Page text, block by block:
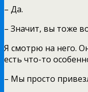
– Да.
– Значит, вы тоже
Я смотрю на него.
есть что-то
– Мы просто